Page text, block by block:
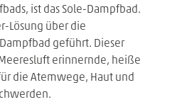
ist das Sole-Dampfbad.
Lösung über die
geführt. Dieser
erinnernde, heiße
die Atemwege, Haut und